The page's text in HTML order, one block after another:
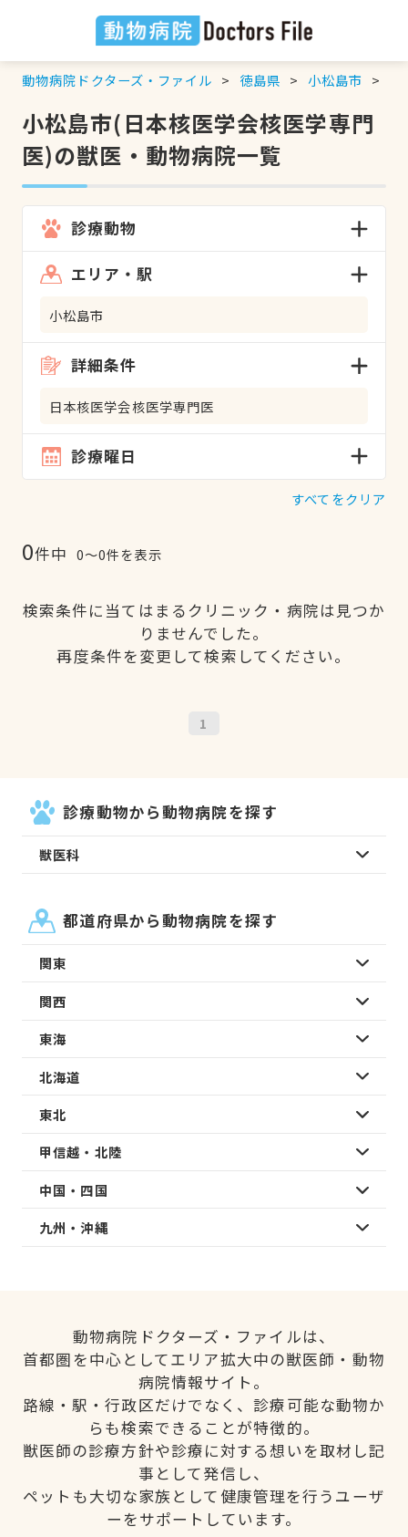
動物病院ドクターズ・ファイル 徳島県 小松島市
小松島市(日本核医学会核医学専門
医)の獣医・動物病院一覧
診療動物
エリア・駅
小松島市
詳細条件
日本核医学会核医学専門医
診療曜日
すべてをクリア
0件中 0〜0件を表示
検索条件に当てはまるクリニック・病院は見つか
りませんでした。
再度条件を変更して検索してください。
1
診療動物から動物病院を探す
獣医科
都道府県から動物病院を探す
関東
関西
東海
北海道
東北
甲信越・北陸
中国・四国
九州・沖縄
動物病院ドクターズ・ファイルは、
首都圏を中心としてエリア拡大中の獣医師・動物
病院情報サイト。
路線・駅・行政区だけでなく、診療可能な動物か
らも検索できることが特徴的。
獣医師の診療方針や診療に対する想いを取材し記
事として発信し、
ペットも大切な家族として健康管理を行うユーザ
ーをサポートしています。